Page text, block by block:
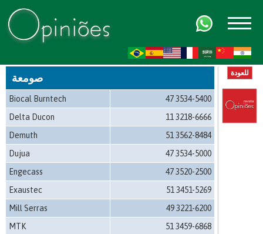
صومعة
Biocal Burntech
47 3534-5400
Delta Ducon
11 3218-6666
Demuth
51 3562-8484
Dujua
47 3534-5000
Engecass
47 3520-2500
Exaustec
51 3451-5269
Mill Serras
49 3221-6200
MTK
51 3459-6868
للعودة